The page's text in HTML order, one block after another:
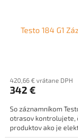
Testo 184 G1
420,66 € vrátane DPH
342 €
So záznamníkom
otrasov kontrolujete,
produktov ako je